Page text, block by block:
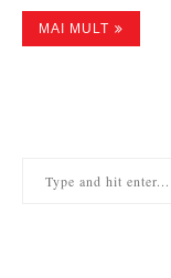
MAI MULT